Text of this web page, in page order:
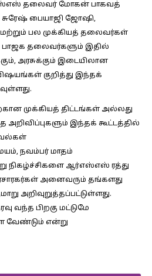
தலைவர் மோகன் பாகவத்
பையாஜி ஜோஷி,
பல முக்கியத் தலைவர்கள்
தலைவர்களும் இதில்
அரசுக்கும் இடையிலான
குறித்து இந்தக்
முக்கியத் திட்டங்கள் அல்லது
அறிவிப்புகளும் இந்தக் கூட்டத்தில்
நவம்பர் மாதம்
நிகழ்ச்சிகளை ஆர்எஸ்எஸ் ரத்து
அனைவரும் தங்களது
அறிவுறுத்தப்பட்டுள்ளது.
வந்த பிறகு மட்டுமே
என்று